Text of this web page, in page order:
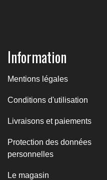
Information
Mentions légales
Conditions d'utilisation
Livraisons et paiements
Protection des données
personnelles
Le magasin